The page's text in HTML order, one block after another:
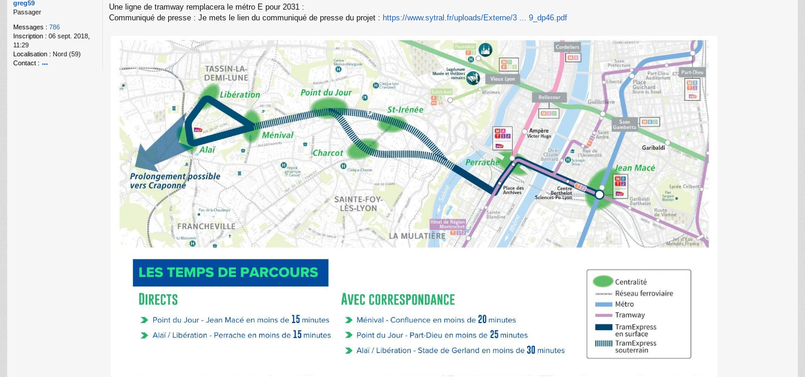
greg59
Passager
Messages : 786
Inscription : 06 sept. 2018,
11:29
Localisation : Nord (59)
Contact :
C
e
n
Une ligne de tramway remplacera le métro E pour 2031 :
Communiqué de presse : Je mets le lien du communiqué de presse du projet : https://www.sytral.fr/uploads/Externe/3 ... 9_dp46.pdf